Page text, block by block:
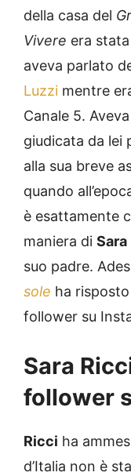
della casa del
Vivere era
aveva parlato
Luzzi mentre
Canale 5.
giudicata da lei
alla sua breve
quando
è esattamente
maniera di Sara
suo padre.
sole ha
follower su
Sara
follower
Ricci ha
d’Italia non è